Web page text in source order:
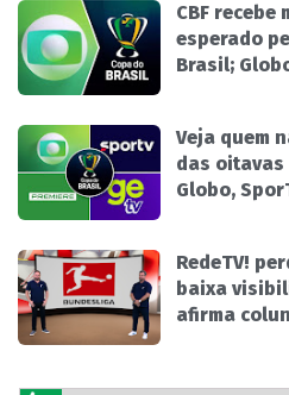
CBF
esperado
Brasil;
Veja quem
das oitavas
Globo,
RedeTV!
baixa
afirma